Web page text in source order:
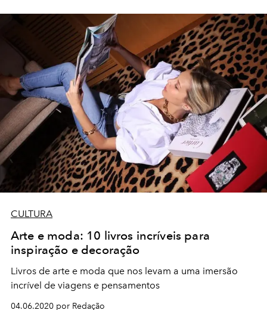
CULTURA
Arte e moda: 10 livros incríveis para
inspiração e decoração
Livros de arte e moda que nos levam a uma imersão
incrível de viagens e pensamentos
04.06.2020 por Redação